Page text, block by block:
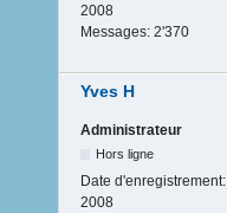
2008
Messages: 2'370
Yves H
Administrateur
Hors ligne
Date d'enregistrement:
2008